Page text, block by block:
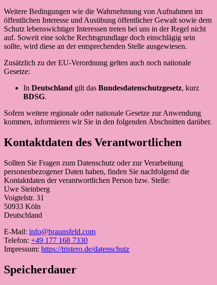
Weitere Bedingungen wie die Wahrnehmung von Aufnahmen im
öffentlichen Interesse und Ausübung öffentlicher Gewalt sowie dem
Schutz lebenswichtiger Interessen treten bei uns in der Regel nicht
auf. Soweit eine solche Rechtsgrundlage doch einschlägig sein
sollte, wird diese an der entsprechenden Stelle ausgewiesen.
Zusätzlich zu der EU-Verordnung gelten auch noch nationale
Gesetze:
In Deutschland gilt das Bundesdatenschutzgesetz, kurz
BDSG.
Sofern weitere regionale oder nationale Gesetze zur Anwendung
kommen, informieren wir Sie in den folgenden Abschnitten darüber.
Kontaktdaten des Verantwortlichen
Sollten Sie Fragen zum Datenschutz oder zur Verarbeitung
personenbezogener Daten haben, finden Sie nachfolgend die
Kontaktdaten der verantwortlichen Person bzw. Stelle:
Uwe Steinberg
Voigtelstr. 31
50933 Köln
Deutschland
E-Mail: info@braunsfeld.com
Telefon: +49 177 168 7330
Impressum: https://tristero.de/datenschutz
Speicherdauer